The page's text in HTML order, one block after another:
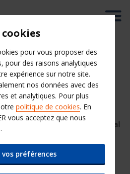
de voiture à
de voiture,
une destination
La location de voiture
est un moyen idéal
métropole, ainsi que le
des plus importants des
pour vous proposer des
pour des raisons analytiques
expérience sur notre site.
nos données avec des
et analytiques. Pour plus
politique de cookies. En
vous acceptez que nous
vos préférences